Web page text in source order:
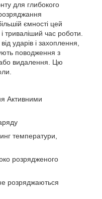
для глибокого
ємності цей
триваліший час роботи.
ударів і захоплення,
поводження з
або видалення. Цю
Активними
температури,
розрядженого
розряджаються